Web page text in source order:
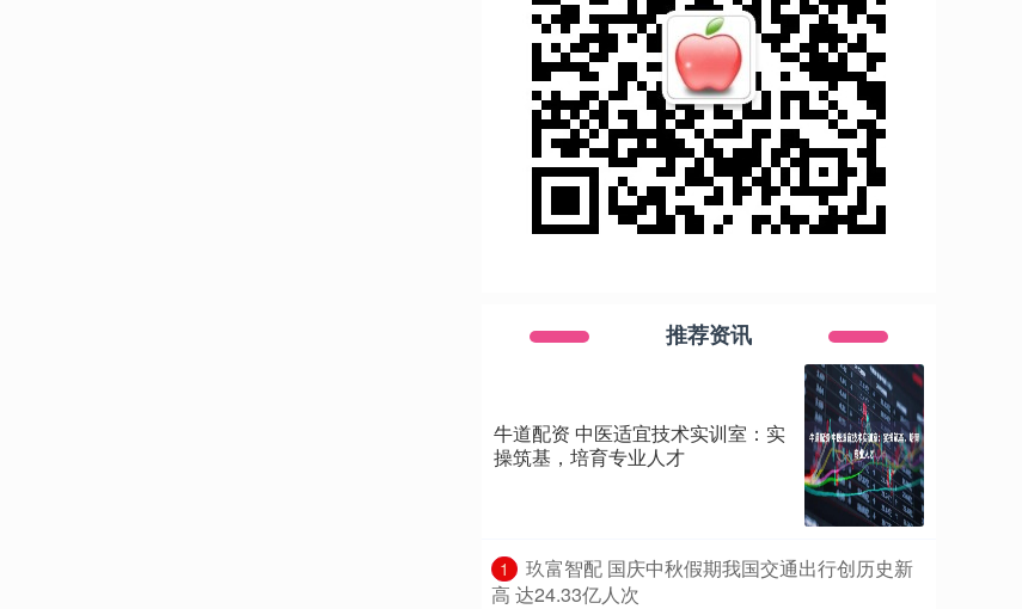
推荐资讯
牛道配资 中医适宜技术实训室：实
操筑基，培育专业人才
1
​玖富智配 国庆中秋假期我国交通出行创历史新
高 达24.33亿人次